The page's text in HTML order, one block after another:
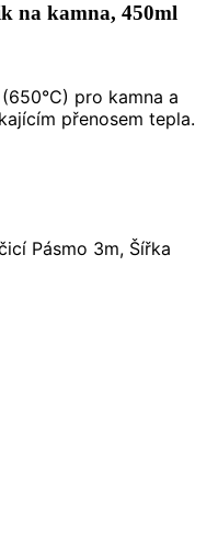
na kamna, 450ml
pro kamna a
přenosem tepla.
Pásmo 3m, Šířka